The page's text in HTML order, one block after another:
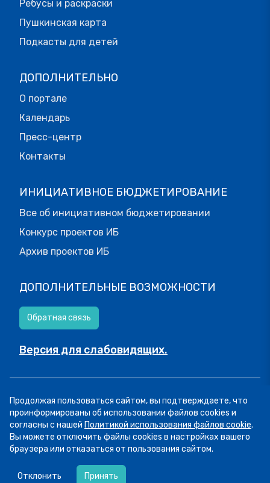
Ребусы и раскраски
Пушкинская карта
Подкасты для детей
ДОПОЛНИТЕЛЬНО
О портале
Календарь
Пресс-центр
Контакты
ИНИЦИАТИВНОЕ БЮДЖЕТИРОВАНИЕ
Все об инициативном бюджетировании
Конкурс проектов ИБ
Архив проектов ИБ
ДОПОЛНИТЕЛЬНЫЕ ВОЗМОЖНОСТИ
Обратная связь
Версия для слабовидящих.
Все права защищены.Пользовательское соглашение
Сегодня рассказываем о курсе «Семейный
Продолжая пользоваться сайтом, вы подтверждаете, что
проинформированы об использовании файлов cookies и
согласны с нашей Политикой использования файлов cookie.
Вы можете отключить файлы cookies в настройках вашего
браузера или отказаться от пользования сайтом.
Отклонить Принять